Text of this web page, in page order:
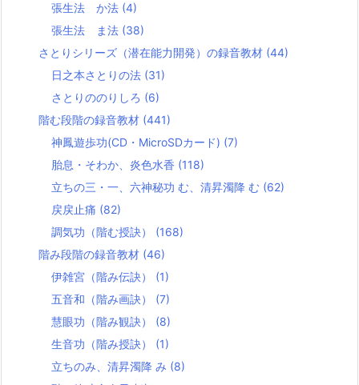
張生法 か法 (4)
張生法 ま法 (38)
さとりシリーズ（潜在能力開発）の録音教材 (44)
日之本さとりの法 (31)
さとりののりしろ (6)
階む段階の録音教材 (441)
神鳳遊歩功(CD・MicroSDカード) (7)
胎息・そわか、炎色水香 (118)
立ちの三・一、六神秘功 む、清昇濁降 む (62)
戻戻止痛 (82)
調気功（階む授訣） (168)
階み段階の録音教材 (46)
伊雑宮（階み伝訣） (1)
五音和（階み画訣） (7)
慧眼功（階み観訣） (8)
生音功（階み授訣） (1)
立ちのみ、清昇濁降 み (8)